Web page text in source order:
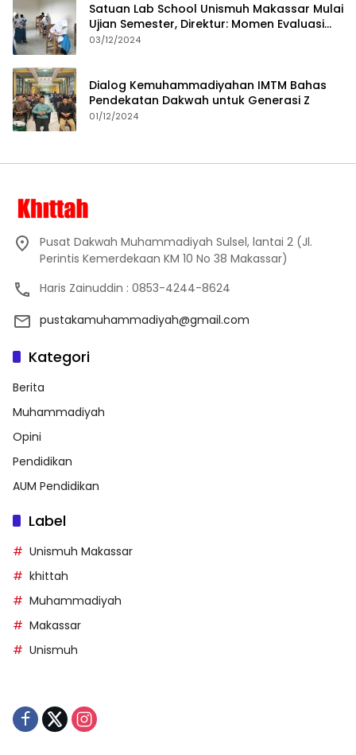
Satuan Lab School Unismuh Makassar Mulai
Ujian Semester, Direktur: Momen Evaluasi
Proses Pembelajaran
03/12/2024
Dialog Kemuhammadiyahan IMTM Bahas
Pendekatan Dakwah untuk Generasi Z
01/12/2024
Pusat Dakwah Muhammadiyah Sulsel, lantai 2 (Jl.
Perintis Kemerdekaan KM 10 No 38 Makassar)
Haris Zainuddin : 0853-4244-8624
pustakamuhammadiyah@gmail.com
Kategori
Berita
Muhammadiyah
Opini
Pendidikan
AUM Pendidikan
Label
Unismuh Makassar
khittah
Muhammadiyah
Makassar
Unismuh